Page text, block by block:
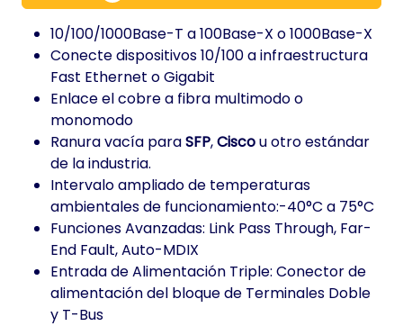
10/100/1000Base-T a 100Base-X o 1000Base-X
Conecte dispositivos 10/100 a infraestructura
Fast Ethernet o Gigabit
Enlace el cobre a fibra multimodo o
monomodo
Ranura vacía paraSFP,Ciscou otro estándar
de la industria.
Intervalo ampliado de temperaturas
ambientales de funcionamiento:-40°C a 75°C
Funciones Avanzadas: Link Pass Through, Far-
End Fault, Auto-MDIX
Entrada de Alimentación Triple: Conector de
alimentación del bloque de Terminales Doble
y T-Bus